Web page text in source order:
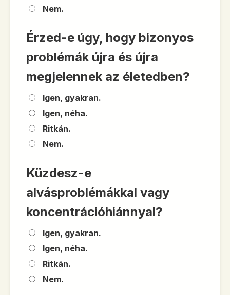
Nem.
Érzed-e úgy, hogy bizonyos
problémák újra és újra
megjelennek az életedben?
Igen, gyakran.
Igen, néha.
Ritkán.
Nem.
Küzdesz-e
alvásproblémákkal vagy
koncentrációhiánnyal?
Igen, gyakran.
Igen, néha.
Ritkán.
Nem.